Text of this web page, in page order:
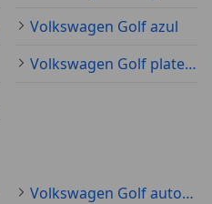
Volkswagen Golf azul
Volkswagen Golf plateado
Volkswagen Golf automático